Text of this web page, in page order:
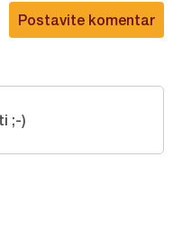
Postavite komentar
;-)